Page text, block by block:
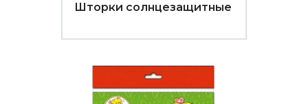
Шторки солнцезащитные